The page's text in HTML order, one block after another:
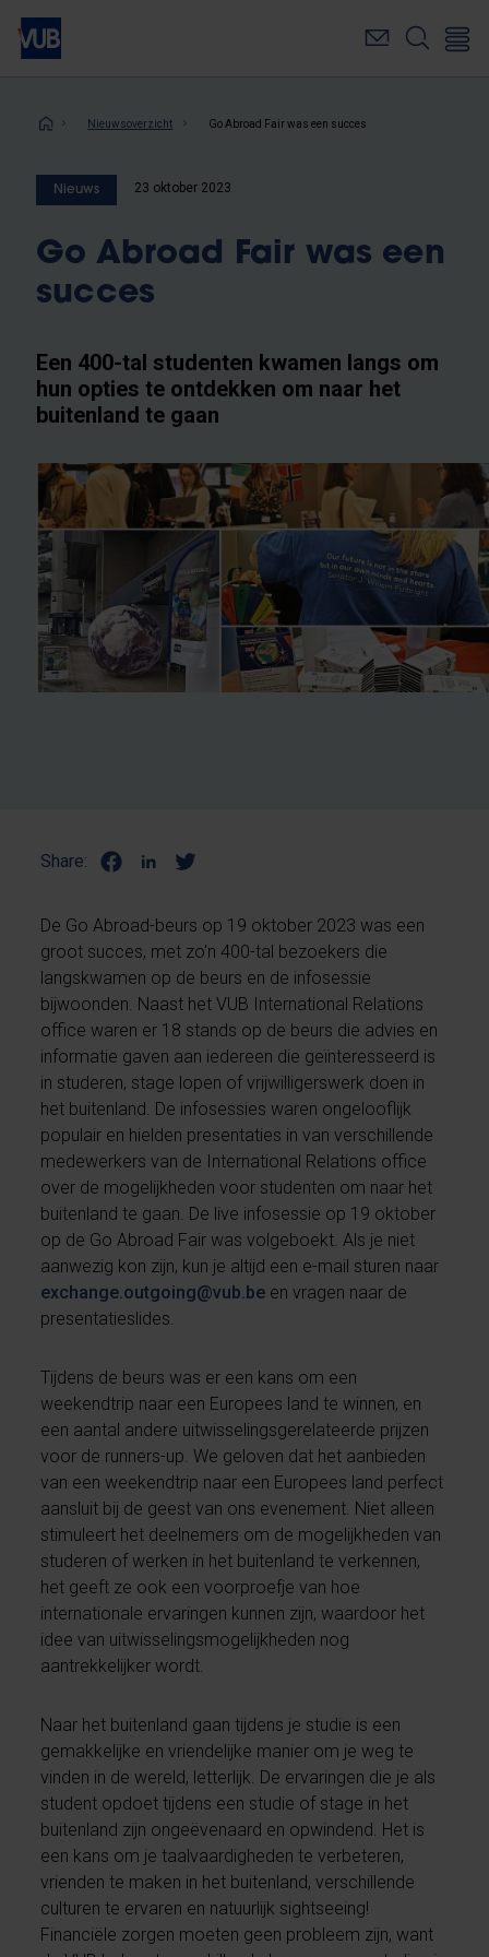
Overslaan
naar
inhoudKruimelpad
Nieuwsoverzicht Go Abroad Fair was een succes
Nieuws 23 oktober 2023
Go Abroad Fair was een
succes
Een 400-tal studenten kwamen langs om
hun opties te ontdekken om naar het
buitenland te gaan
Share:
De Go Abroad-beurs op 19 oktober 2023 was een
groot succes, met zo'n 400-tal bezoekers die
langskwamen op de beurs en de infosessie
bijwoonden. Naast het VUB International Relations
office waren er 18 stands op de beurs die advies en
informatie gaven aan iedereen die geïnteresseerd is
in studeren, stage lopen of vrijwilligerswerk doen in
het buitenland. De infosessies waren ongelooflijk
populair en hielden presentaties in van verschillende
medewerkers van de International Relations office
over de mogelijkheden voor studenten om naar het
buitenland te gaan. De live infosessie op 19 oktober
op de Go Abroad Fair was volgeboekt. Als je niet
aanwezig kon zijn, kun je altijd een e-mail sturen naar
exchange.outgoing@vub.be en vragen naar de
presentatieslides.
Tijdens de beurs was er een kans om een
weekendtrip naar een Europees land te winnen, en
een aantal andere uitwisselingsgerelateerde prijzen
voor de runners-up. We geloven dat het aanbieden
van een weekendtrip naar een Europees land perfect
aansluit bij de geest van ons evenement. Niet alleen
stimuleert het deelnemers om de mogelijkheden van
studeren of werken in het buitenland te verkennen,
het geeft ze ook een voorproefje van hoe
internationale ervaringen kunnen zijn, waardoor het
idee van uitwisselingsmogelijkheden nog
aantrekkelijker wordt.
Naar het buitenland gaan tijdens je studie is een
gemakkelijke en vriendelijke manier om je weg te
vinden in de wereld, letterlijk. De ervaringen die je als
student opdoet tijdens een studie of stage in het
buitenland zijn ongeëvenaard en opwindend. Het is
een kans om je taalvaardigheden te verbeteren,
vrienden te maken in het buitenland, verschillende
culturen te ervaren en natuurlijk sightseeing!
Financiële zorgen moeten geen probleem zijn, want